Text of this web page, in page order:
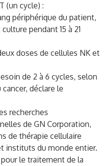
(un cycle) :
périphérique du patient,
pendant 15 à 21
doses de cellules NK et
de 2 à 6 cycles, selon
déclare le
recherches
de GN Corporation,
de thérapie cellulaire
instituts du monde entier.
pour le traitement de la